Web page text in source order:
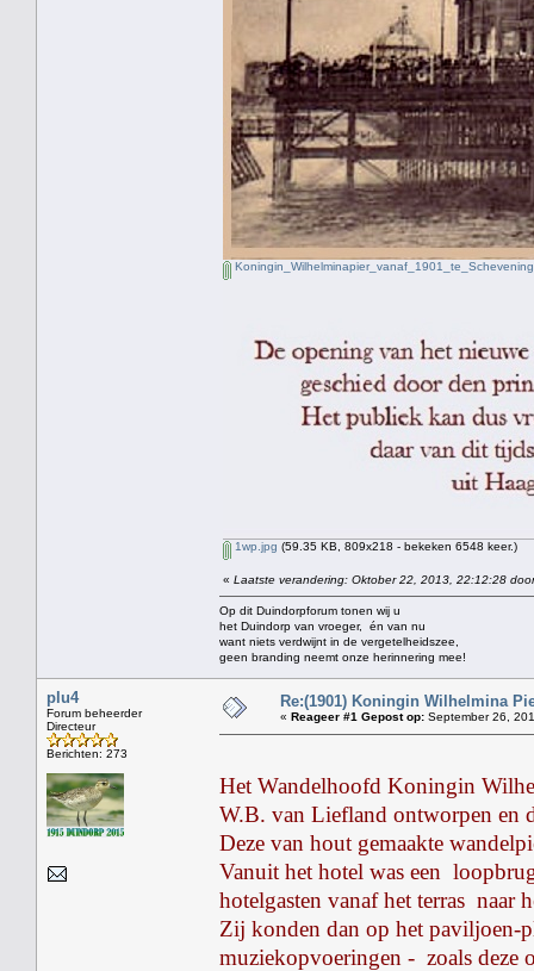
1wp.jpg (59.35 KB, 809x218 - bekeken 6548 keer.)
« Laatste verandering: Oktober 22, 2013, 22:12:28
Op dit Duindorpforum tonen wij u
het Duindorp van vroeger, én van nu
want niets verdwijnt in de vergetelheidszee,
geen branding neemt onze herinnering mee!
plu4
Forum beheerder
Directeur
Berichten: 273
Re:(1901) Koningin Wilhelmina
« Reageer #1 Gepost op: September 26,
Het Wandelhoofd Koningin
W.B. van Liefland ontworpen en
Deze van hout gemaakte
Vanuit het hotel was een
hotelgasten vanaf het terras naar
Zij konden dan op het paviljoen-
muziekopvoeringen - zoals deze